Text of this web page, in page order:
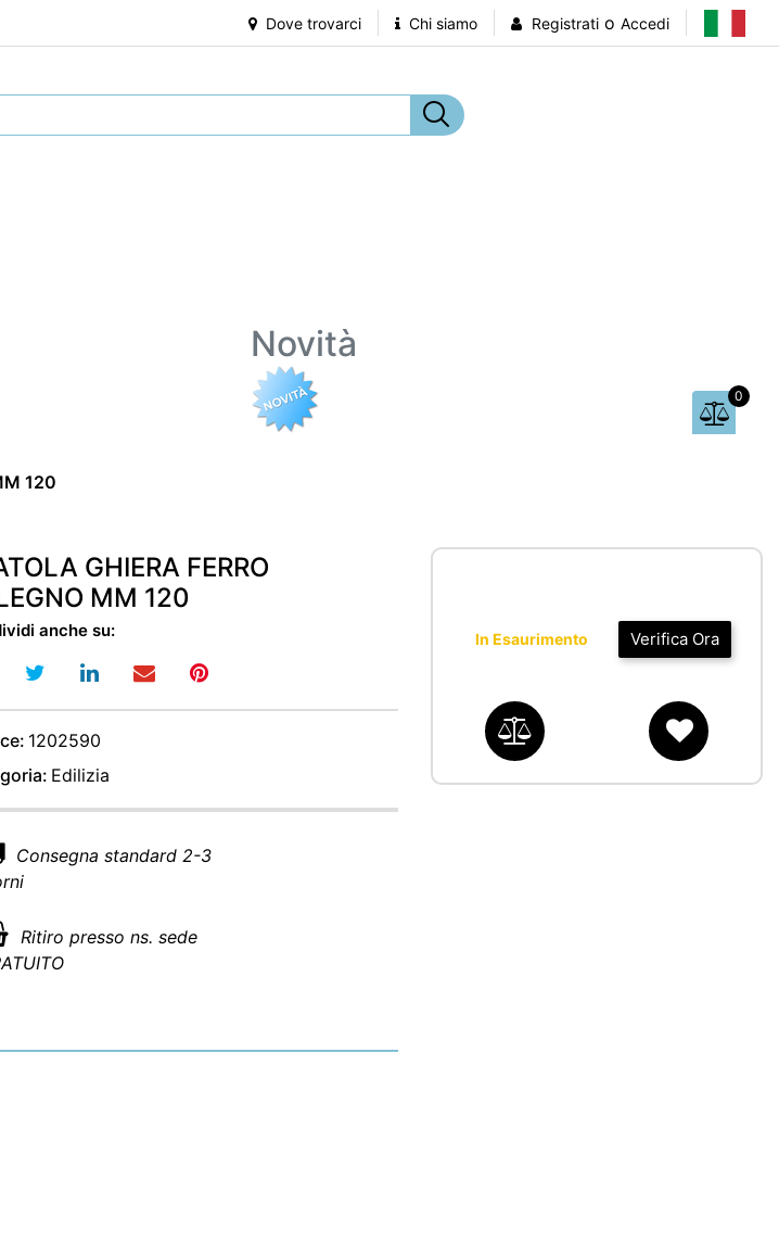
Dove trovarci Chi siamo Registrati o Accedi
Novità
0
120
GHIERA FERRO
MM 120
anche su:
1202590
Edilizia
Consegna standard 2-3
Ritiro presso ns. sede
Verifica Ora
In Esaurimento